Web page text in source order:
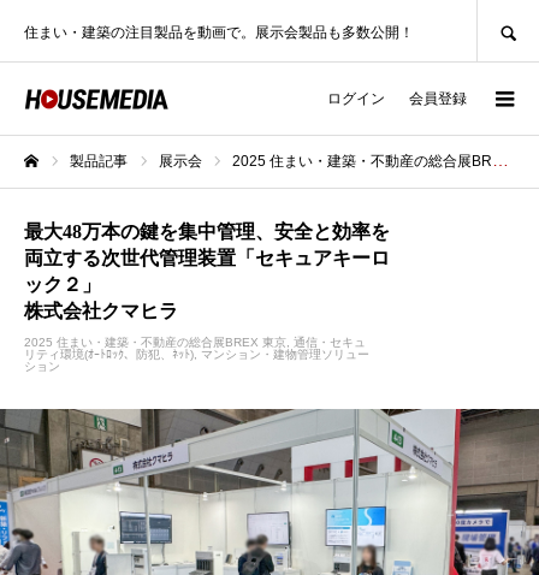
住まい・建築の注目製品を動画で。展示会製品も多数公開！
ログイン 会員登録
製品記事 展示会 2025 住まい・建築・不動産の総合展BREX 東京
最大48万本の鍵を集中管理、安全と効率を
両立する次世代管理装置「セキュアキーロ
ック２」
株式会社クマヒラ
2025 住まい・建築・不動産の総合展BREX 東京 通信・セキュ
リティ環境(ｵｰﾄﾛｯｸ、防犯、ﾈｯﾄ)
マンション・建物管理ソリュー
ション